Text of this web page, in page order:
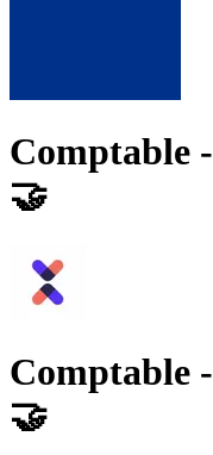
Comptable
🤝
Comptable
🤝